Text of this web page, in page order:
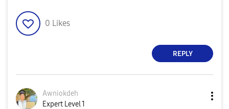
0 Likes
REPLY
Awniokdeh
Expert Level 1